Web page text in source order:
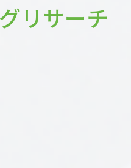
リサーチ